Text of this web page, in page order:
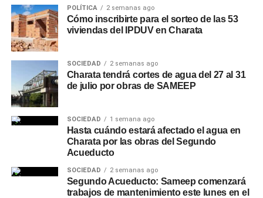
POLÍTICA 2 semanas ago
Cómo inscribirte para el sorteo de las 53
viviendas del IPDUV en Charata
SOCIEDAD 2 semanas ago
Charata tendrá cortes de agua del 27 al 31
de julio por obras de SAMEEP
SOCIEDAD 1 semana ago
Hasta cuándo estará afectado el agua en
Charata por las obras del Segundo
Acueducto
SOCIEDAD 2 semanas ago
Segundo Acueducto: Sameep comenzará
trabajos de mantenimiento este lunes en el